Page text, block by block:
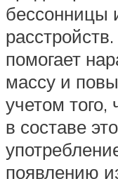
бессонницы
помогает
массу и
учетом того,
в составе
появлению